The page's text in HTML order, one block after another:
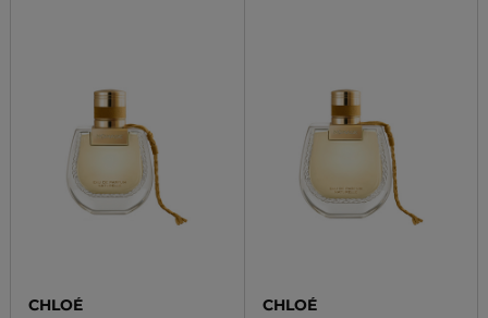
CHLOÉ
CHLOÉ